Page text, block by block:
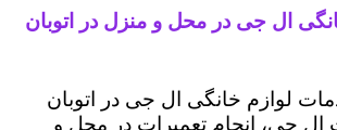
ال جی در محل و منزل در اتوبان
لوازم خانگی ال جی در اتوبان
ال جی، انجام تعمیرات در محل و